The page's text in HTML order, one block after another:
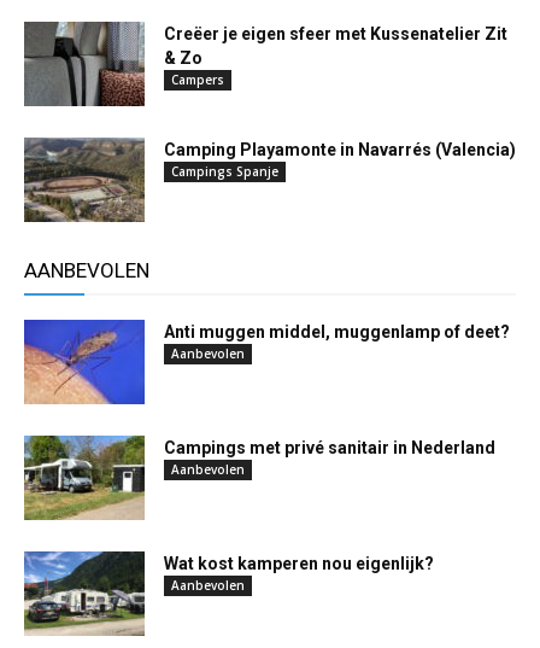
Creëer je eigen sfeer met Kussenatelier Zit
& Zo
Campers
Camping Playamonte in Navarrés (Valencia)
Campings Spanje
AANBEVOLEN
Anti muggen middel, muggenlamp of deet?
Aanbevolen
Campings met privé sanitair in Nederland
Aanbevolen
Wat kost kamperen nou eigenlijk?
Aanbevolen